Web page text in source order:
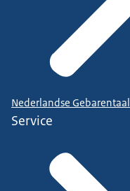
Nederlandse Gebarentaal
Service